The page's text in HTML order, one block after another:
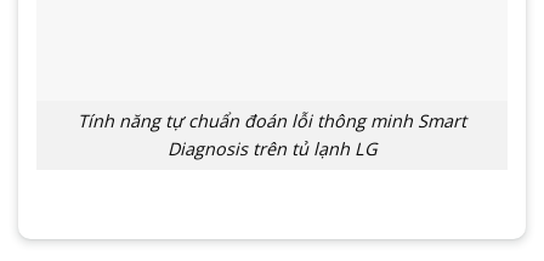
Tính năng tự chuẩn đoán lỗi thông minh Smart
Diagnosis trên tủ lạnh LG